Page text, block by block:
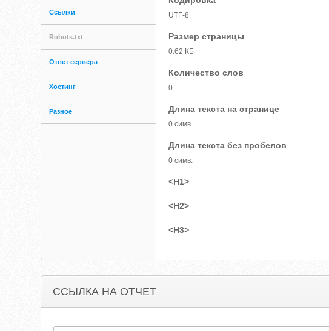
Ссылки
Robots.txt
Ответ сервера
Хостинг
Разное
UTF-8
Размер страницы
0.62 КБ
Количество слов
0
Длина текста на странице
0 симв.
Длина текста без пробелов
0 симв.
<H1>
<H2>
<H3>
ССЫЛКА НА ОТЧЕТ